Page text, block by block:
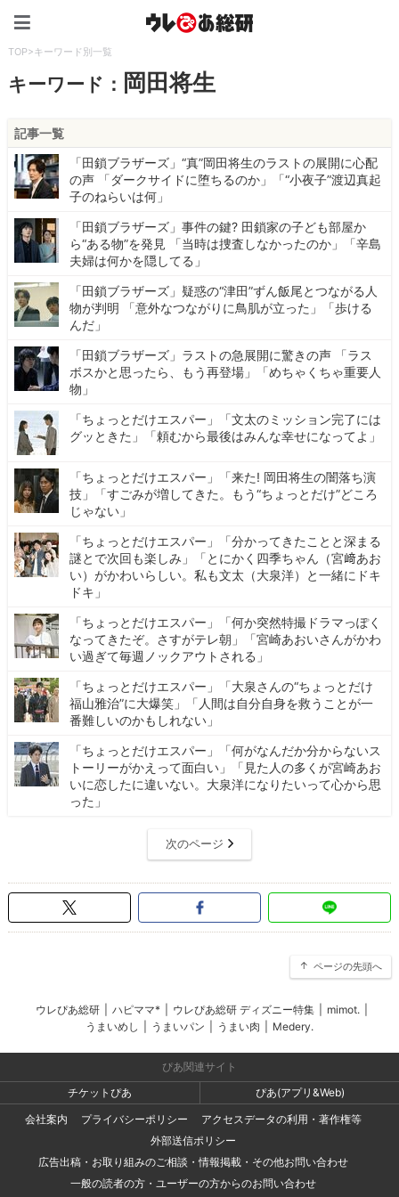
TOP>キーワード別一覧
キーワード： 岡田将生
記事一覧
「田鎖ブラザーズ」“真”岡田将生のラストの展開に心配
の声 「ダークサイドに堕ちるのか」「“小夜子”渡辺真起
子のねらいは何」
「田鎖ブラザーズ」事件の鍵? 田鎖家の子ども部屋か
ら“ある物”を発見 「当時は捜査しなかったのか」「辛島
夫婦は何かを隠してる」
「田鎖ブラザーズ」疑惑の“津田”ずん飯尾とつながる人
物が判明 「意外なつながりに鳥肌が立った」「歩ける
んだ」
「田鎖ブラザーズ」ラストの急展開に驚きの声 「ラス
ボスかと思ったら、もう再登場」「めちゃくちゃ重要人
物」
「ちょっとだけエスパー」「文太のミッション完了には
グッときた」「頼むから最後はみんな幸せになってよ」
「ちょっとだけエスパー」「来た! 岡田将生の闇落ち演
技」「すごみが増してきた。もう“ちょっとだけ”どころ
じゃない」
「ちょっとだけエスパー」「分かってきたことと深まる
謎とで次回も楽しみ」「とにかく四季ちゃん（宮﨑あお
い）がかわいらしい。私も文太（大泉洋）と一緒にドキ
ドキ」
「ちょっとだけエスパー」「何か突然特撮ドラマっぽく
なってきたぞ。さすがテレ朝」「宮崎あおいさんがかわ
い過ぎて毎週ノックアウトされる」
「ちょっとだけエスパー」「大泉さんの“ちょっとだけ
福山雅治”に大爆笑」「人間は自分自身を救うことが一
番難しいのかもしれない」
「ちょっとだけエスパー」「何がなんだか分からないス
トーリーがかえって面白い」「見た人の多くが宮崎あお
いに恋したに違いない。大泉洋になりたいって心から思
った」
次のページ
ページの先頭へ
ウレぴあ総研 ハピママ* ウレぴあ総研 ディズニー特集 mimot.
うまいめし
うまいパン うまい肉 Medery.
ぴあ関連サイト
チケットぴあ
ぴあ(アプリ&Web)
会社案内
プライバシーポリシー
アクセスデータの利用・著作権等
外部送信ポリシー
広告出稿・お取り組みのご相談・情報掲載・その他お問い合わせ
一般の読者の方・ユーザーの方からのお問い合わせ